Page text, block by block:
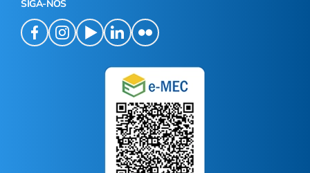
SIGA-NOS